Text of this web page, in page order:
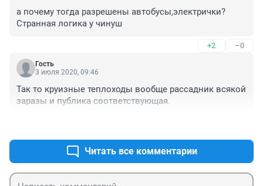
а почему тогда разрешены автобусы,электрички?
Странная логика у чинуш
+2 –0
Гость
3 июля 2020, 09:46
Так то круизные теплоходы вообще рассадник всякой
заразы и публика соответствующая.
Читать все комментарии